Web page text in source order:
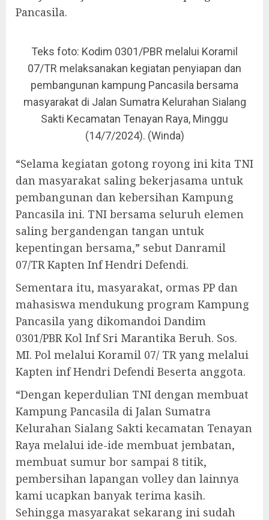
Pancasila.
Teks foto: Kodim 0301/PBR melalui Koramil
07/TR melaksanakan kegiatan penyiapan dan
pembangunan kampung Pancasila bersama
masyarakat di Jalan Sumatra Kelurahan Sialang
Sakti Kecamatan Tenayan Raya, Minggu
(14/7/2024). (Winda)
“Selama kegiatan gotong royong ini kita TNI
dan masyarakat saling bekerjasama untuk
pembangunan dan kebersihan Kampung
Pancasila ini. TNI bersama seluruh elemen
saling bergandengan tangan untuk
kepentingan bersama,” sebut Danramil
07/TR Kapten Inf Hendri Defendi.
Sementara itu, masyarakat, ormas PP dan
mahasiswa mendukung program Kampung
Pancasila yang dikomandoi Dandim
0301/PBR Kol Inf Sri Marantika Beruh. Sos.
MI. Pol melalui Koramil 07/ TR yang melalui
Kapten inf Hendri Defendi Beserta anggota.
“Dengan keperdulian TNI dengan membuat
Kampung Pancasila di Jalan Sumatra
Kelurahan Sialang Sakti kecamatan Tenayan
Raya melalui ide-ide membuat jembatan,
membuat sumur bor sampai 8 titik,
pembersihan lapangan volley dan lainnya
kami ucapkan banyak terima kasih.
Sehingga masyarakat sekarang ini sudah